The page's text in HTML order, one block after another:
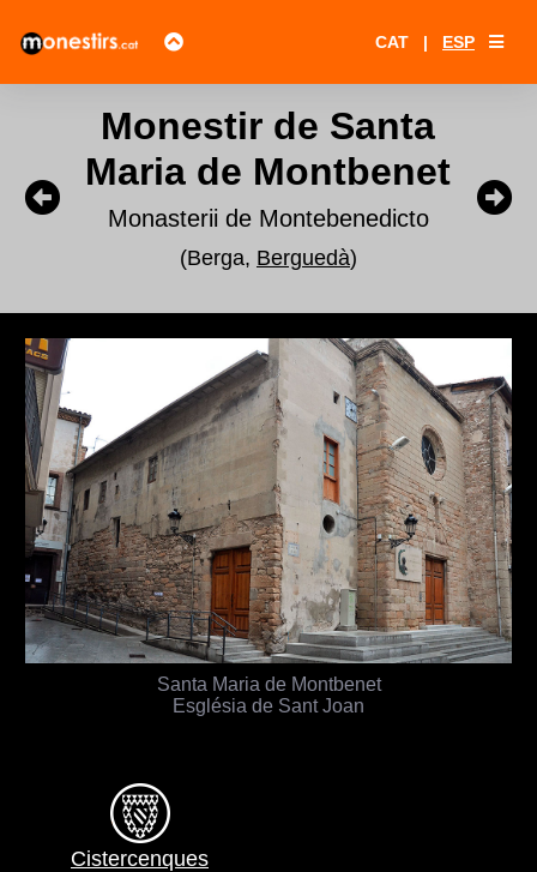
CAT | ESP
Monestir de Santa
Maria de Montbenet
Monasterii de Montebenedicto
(Berga, Berguedà)
Santa Maria de Montbenet
Església de Sant Joan
Cistercenques